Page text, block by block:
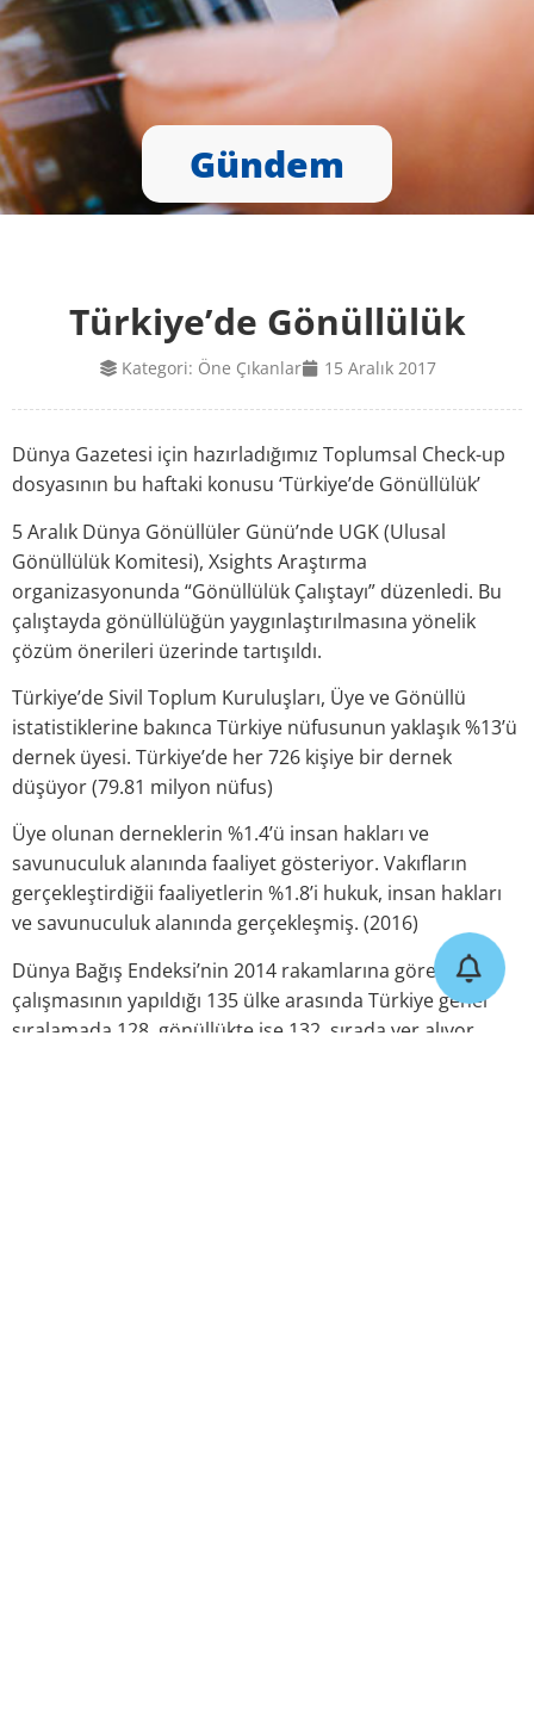
Gündem
Türkiye’de Gönüllülük
Kategori: Öne Çıkanlar 15 Aralık 2017
Dünya Gazetesi için hazırladığımız Toplumsal Check-up
dosyasının bu haftaki konusu ‘Türkiye’de Gönüllülük’
5 Aralık Dünya Gönüllüler Günü’nde UGK (Ulusal
Gönüllülük Komitesi), Xsights Araştırma
organizasyonunda “Gönüllülük Çalıştayı” düzenledi. Bu
çalıştayda gönüllülüğün yaygınlaştırılmasına yönelik
çözüm önerileri üzerinde tartışıldı.
Türkiye’de Sivil Toplum Kuruluşları, Üye ve Gönüllü
istatistiklerine bakınca Türkiye nüfusunun yaklaşık %13’ü
dernek üyesi. Türkiye’de her 726 kişiye bir dernek
düşüyor (79.81 milyon nüfus)
Üye olunan derneklerin %1.4’ü insan hakları ve
savunuculuk alanında faaliyet gösteriyor. Vakıfların
gerçekleştirdiğii faaliyetlerin %1.8’i hukuk, insan hakları
ve savunuculuk alanında gerçekleşmiş. (2016)
Dünya Bağış Endeksi’nin 2014 rakamlarına göre, izleme
çalışmasının yapıldığı 135 ülke arasında Türkiye genel
sıralamada 128, gönüllükte ise 132. sırada yer alıyor.